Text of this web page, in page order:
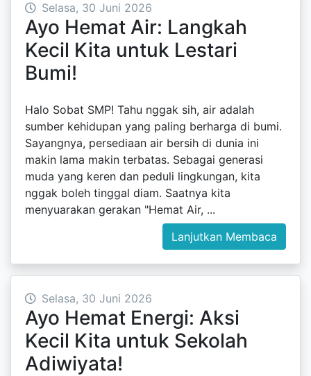
Selasa, 30 Juni 2026
Ayo Hemat Air: Langkah
Kecil Kita untuk Lestari
Bumi!
Halo Sobat SMP! Tahu nggak sih, air adalah
sumber kehidupan yang paling berharga di bumi.
Sayangnya, persediaan air bersih di dunia ini
makin lama makin terbatas. Sebagai generasi
muda yang keren dan peduli lingkungan, kita
nggak boleh tinggal diam. Saatnya kita
menyuarakan gerakan "Hemat Air, ...
Lanjutkan Membaca
Selasa, 30 Juni 2026
Ayo Hemat Energi: Aksi
Kecil Kita untuk Sekolah
Adiwiyata!